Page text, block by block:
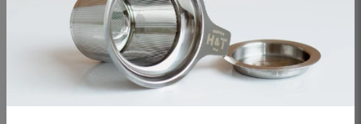
3
stars
OK
4
stars
Good
5
stars
—
Excellent
Que pensez-vous de ce thé ?